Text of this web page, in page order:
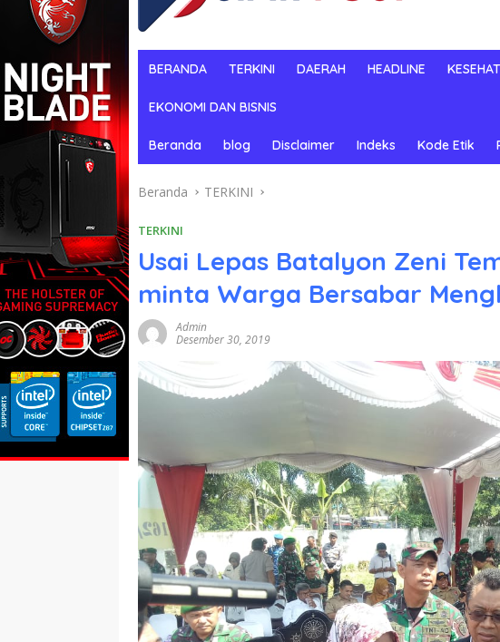
BERANDA TERKINI DAERAH HEADLINE
EKONOMI DAN BISNIS
Beranda blog Disclaimer Indeks Kode Etik
Beranda TERKINI
TERKINI
Usai Lepas Batalyon Zeni
minta Warga Bersabar
Admin
Desember 30, 2019